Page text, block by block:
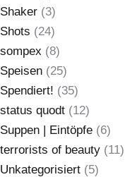
Shaker (3)
Shots (24)
sompex (8)
Speisen (25)
Spendiert! (35)
status quodt (12)
Suppen | Eintöpfe (6)
terrorists of beauty (11)
Unkategorisiert (5)